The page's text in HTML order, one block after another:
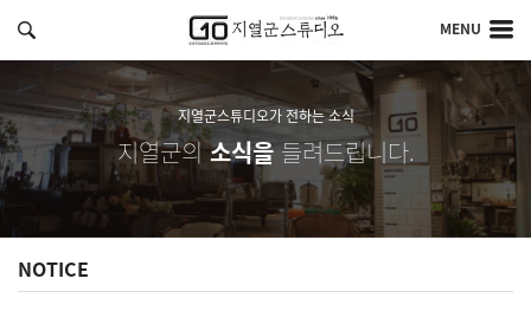
MENU
지열군스튜디오가 전하는 소식
지열군의소식을들려드립니다.
NOTICE